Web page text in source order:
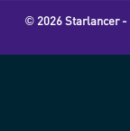
© 2026 Starlancer -